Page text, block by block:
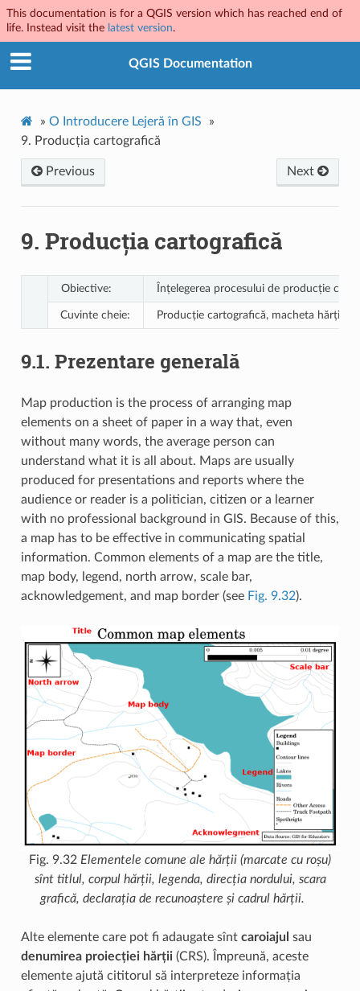
This documentation is for a QGIS version which has reached end of
life. Instead visit the latest version.
QGIS Documentation
» O Introducere Lejeră în GIS
»
9. Producția cartografică
Previous Next
9. Producția cartografică
Obiective: Înțelegerea procesului de producție
Cuvinte cheie: Producție cartografică, macheta hărții,
9.1. Prezentare generală
Map production is the process of arranging map
elements on a sheet of paper in a way that, even
without many words, the average person can
understand what it is all about. Maps are usually
produced for presentations and reports where the
audience or reader is a politician, citizen or a learner
with no professional background in GIS. Because of this,
a map has to be effective in communicating spatial
information. Common elements of a map are the title,
map body, legend, north arrow, scale bar,
acknowledgement, and map border (see Fig. 9.32).
Fig. 9.32 Elementele comune ale hărții (marcate cu roșu)
sînt titlul, corpul hărții, legenda, direcția nordului, scara
grafică, declarația de recunoaștere și cadrul hărții.
Alte elemente care pot fi adaugate sînt caroiajul sau
denumirea proiecției hărții(CRS). Împreună, aceste
elemente ajută cititorul să interpreteze informația